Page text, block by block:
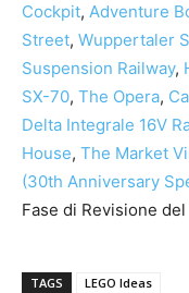
Cockpit, Adventure
Street, Wuppertaler
Suspension Railway,
SX-70, The Opera,
Delta Integrale 16V
House, The Market
(30th Anniversary
Fase di Revisione
TAGS LEGO Ideas